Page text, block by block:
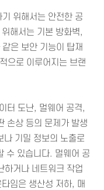
위해서는 안전한 공
해서는 기본 방화벽,
은 보안 기능이 탑재
으로 이루어지는 브랜
터 도난, 멀웨어 공격,
손상 등의 문제가 발생
나 기밀 정보의 노출로
수 있습니다. 멀웨어 공
하거나 네트워크 작업
임은 생산성 저하, 매